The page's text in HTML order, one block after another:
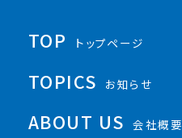
TOP トップページ
TOPICS お知らせ
ABOUT US 会社概要